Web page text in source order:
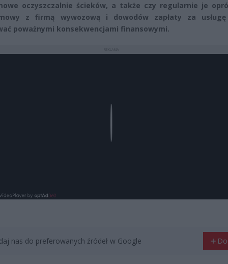
oczyszczalnie ścieków, a także czy regularnie je
z firmą wywozową i dowodów zapłaty za
poważnymi konsekwencjami finansowymi.
nas do preferowanych źródeł w Google